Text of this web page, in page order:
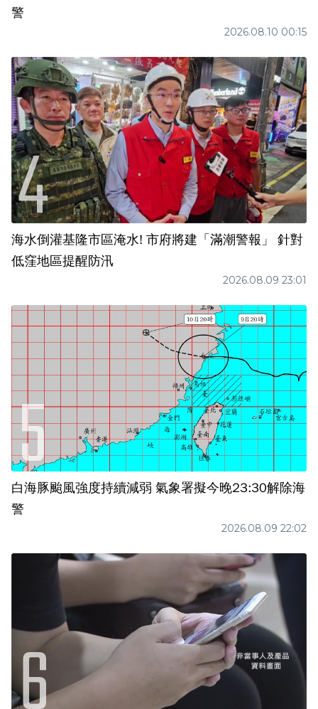
警
2026.08.10 00:15
海水倒灌基隆市區淹水! 市府將建「滿潮警報」 針對
低窪地區提醒防汛
2026.08.09 23:01
白海豚颱風強度持續減弱 氣象署擬今晚23:30解除海
警
2026.08.09 22:02